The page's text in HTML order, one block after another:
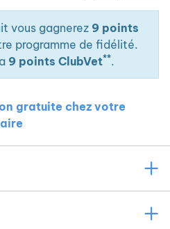
vous gagnerez 9 points
programme de fidélité.
9 points ClubVet**.
gratuite chez votre